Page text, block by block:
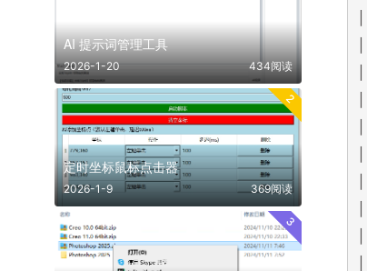
AI 提示词管理工具
2026-1-20 434阅读
2
定时坐标鼠标点击器
2026-1-9 369阅读
3